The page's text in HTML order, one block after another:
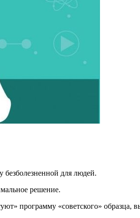
безболезненной для людей.
решение.
программу «советского» образца,